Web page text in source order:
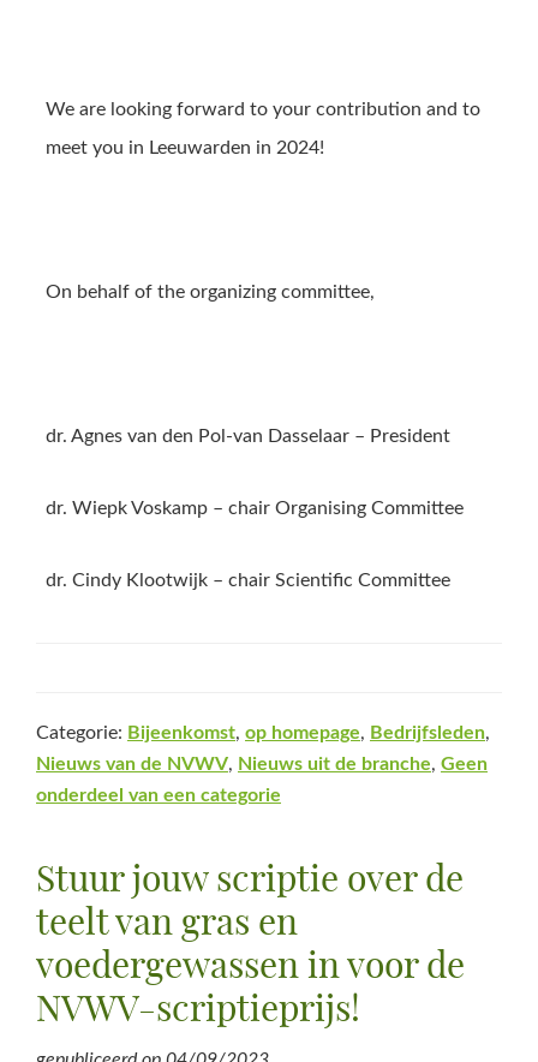
We are looking forward to your contribution and to
meet you in Leeuwarden in 2024!
On behalf of the organizing committee,
dr. Agnes van den Pol-van Dasselaar – President
dr. Wiepk Voskamp – chair Organising Committee
dr. Cindy Klootwijk – chair Scientific Committee
Categorie: Bijeenkomst, op homepage, Bedrijfsleden,
Nieuws van de NVWV, Nieuws uit de branche, Geen
onderdeel van een categorie
Stuur jouw scriptie over de
teelt van gras en
voedergewassen in voor de
NVWV-scriptieprijs!